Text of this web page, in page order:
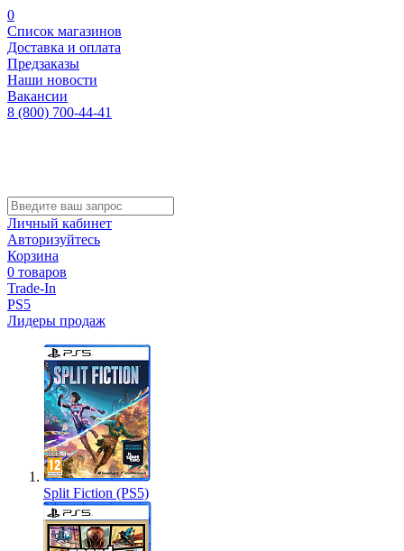
0
Список магазинов
Доставка и оплата
Предзаказы
Наши новости
Вакансии
8 (800) 700-44-41
Личный кабинет
Авторизуйтесь
Корзина
0 товаров
Trade-In
PS5
Лидеры продаж
Split Fiction (PS5)